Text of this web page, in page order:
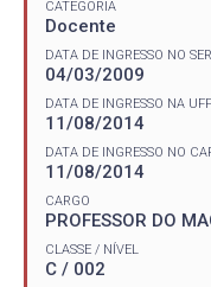
CATEGORIA
Docente
DATA DE INGRESSO NO
04/03/2009
DATA DE INGRESSO NA
11/08/2014
DATA DE INGRESSO NO
11/08/2014
CARGO
PROFESSOR DO
CLASSE / NÍVEL
C / 002